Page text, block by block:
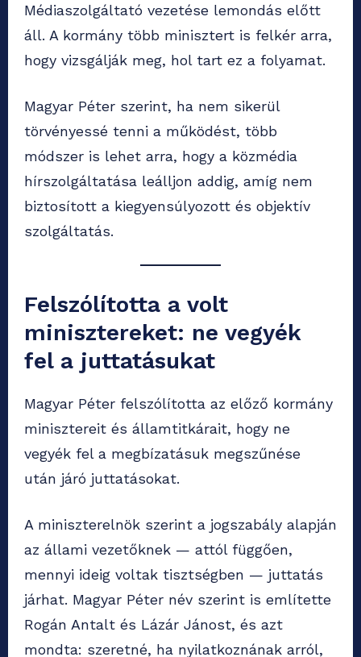
Médiaszolgáltató vezetése lemondás előtt
áll. A kormány több minisztert is felkér arra,
hogy vizsgálják meg, hol tart ez a folyamat.
Magyar Péter szerint, ha nem sikerül
törvényessé tenni a működést, több
módszer is lehet arra, hogy a közmédia
hírszolgáltatása leálljon addig, amíg nem
biztosított a kiegyensúlyozott és objektív
szolgáltatás.
Felszólította a volt
minisztereket: ne vegyék
fel a juttatásukat
Magyar Péter felszólította az előző kormány
minisztereit és államtitkárait, hogy ne
vegyék fel a megbízatásuk megszűnése
után járó juttatásokat.
A miniszterelnök szerint a jogszabály alapján
az állami vezetőknek — attól függően,
mennyi ideig voltak tisztségben — juttatás
járhat. Magyar Péter név szerint is említette
Rogán Antalt és Lázár Jánost, és azt
mondta: szeretné, ha nyilatkoznának arról,